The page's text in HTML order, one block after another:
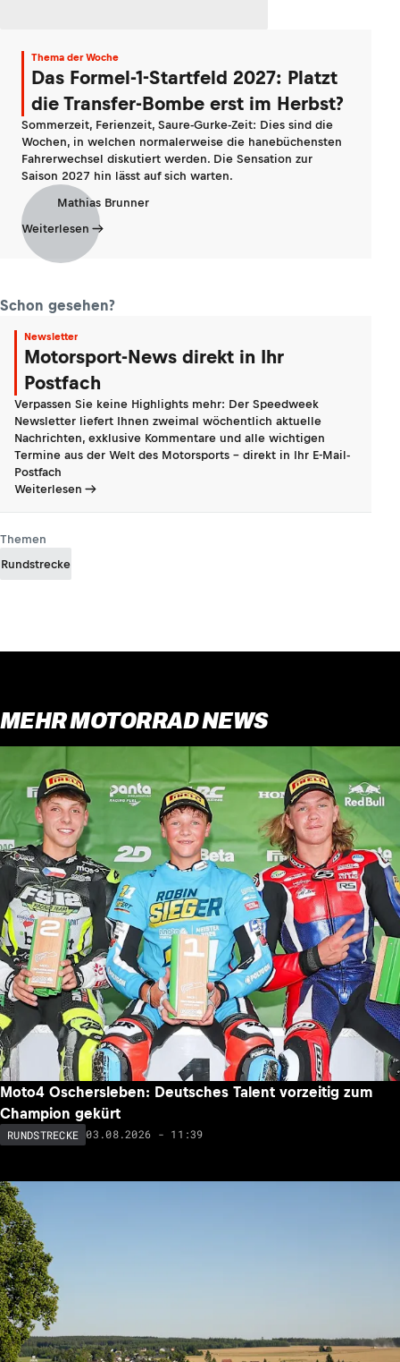
Thema der Woche
Das Formel-1-Startfeld 2027: Platzt
die Transfer-Bombe erst im Herbst?
Sommerzeit, Ferienzeit, Saure-Gurke-Zeit: Dies sind die
Wochen, in welchen normalerweise die hanebüchensten
Fahrerwechsel diskutiert werden. Die Sensation zur
Saison 2027 hin lässt auf sich warten.
Mathias Brunner
Weiterlesen
Schon gesehen?
Newsletter
Motorsport-News direkt in Ihr
Postfach
Verpassen Sie keine Highlights mehr: Der Speedweek
Newsletter liefert Ihnen zweimal wöchentlich aktuelle
Nachrichten, exklusive Kommentare und alle wichtigen
Termine aus der Welt des Motorsports - direkt in Ihr E-Mail-
Postfach
Weiterlesen
Themen
Rundstrecke
MEHR MOTORRAD NEWS
Moto4 Oschersleben: Deutsches Talent vorzeitig zum
Champion gekürt
RUNDSTRECKE 03.08.2026 - 11:39